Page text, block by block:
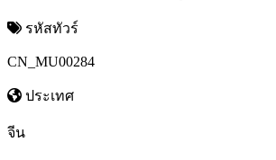
รหัสทัวร์
CN_MU00284
ประเทศ
จีน